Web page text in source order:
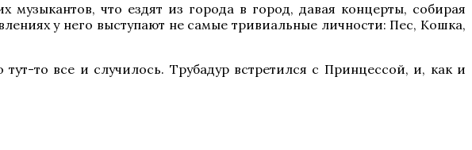
музыкантов, что ездят из города в город, давая концерты, собирая
у него выступают не самые тривиальные личности: Пес, Кошка,
то все и случилось. Трубадур встретился с Принцессой, и, как и